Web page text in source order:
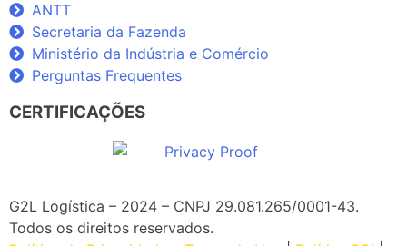
ANTT
Secretaria da Fazenda
Ministério da Indústria e Comércio
Perguntas Frequentes
CERTIFICAÇÕES
G2L Logística – 2024 – CNPJ 29.081.265/0001-43.
Todos os direitos reservados.